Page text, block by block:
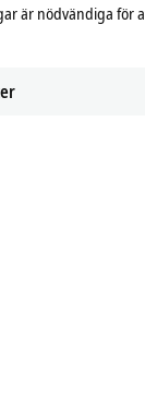
är nödvändiga för